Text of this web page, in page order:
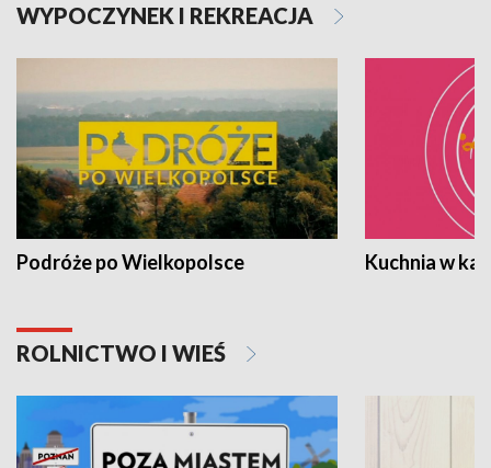
WYPOCZYNEK I REKREACJA
Podróże po Wielkopolsce Kuchnia w
ROLNICTWO I WIEŚ